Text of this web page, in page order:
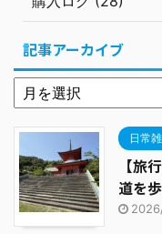
記事アーカイブ
日常
【旅
道を